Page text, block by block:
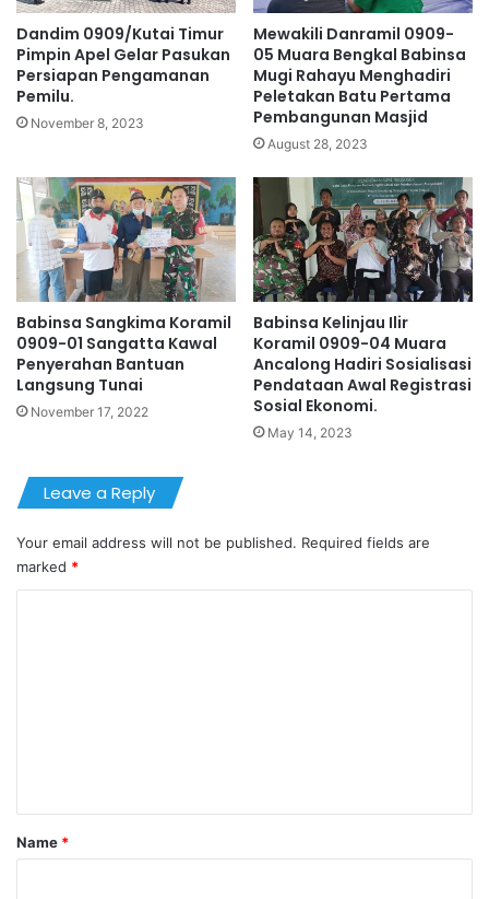
Dandim 0909/Kutai Timur
Pimpin Apel Gelar Pasukan
Persiapan Pengamanan
Pemilu.
November 8, 2023
Mewakili Danramil 0909-
05 Muara Bengkal Babinsa
Mugi Rahayu Menghadiri
Peletakan Batu Pertama
Pembangunan Masjid
August 28, 2023
Babinsa Sangkima Koramil
0909-01 Sangatta Kawal
Penyerahan Bantuan
Langsung Tunai
November 17, 2022
Babinsa Kelinjau Ilir
Koramil 0909-04 Muara
Ancalong Hadiri Sosialisasi
Pendataan Awal Registrasi
Sosial Ekonomi.
May 14, 2023
Leave a Reply
Your email address will not be published. Required fields are
marked *
*
Name *